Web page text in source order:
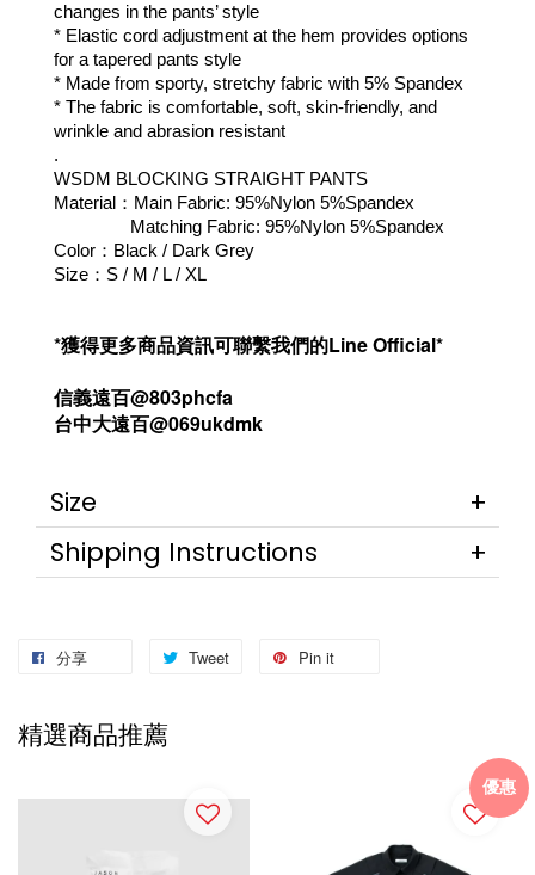
changes in the pants’ style
* Elastic cord adjustment at the hem provides options
for a tapered pants style
* Made from sporty, stretchy fabric with 5% Spandex
* The fabric is comfortable, soft, skin-friendly, and
wrinkle and abrasion resistant
.
WSDM BLOCKING STRAIGHT PANTS
Material：Main Fabric: 95%Nylon 5%Spandex
Matching Fabric: 95%Nylon 5%Spandex
Color：Black / Dark Grey
Size：S / M / L / XL
*獲得更多商品資訊可聯繫我們的Line Official*
信義遠百@803phcfa
台中大遠百@069ukdmk
Size
Shipping Instructions
分享 Tweet Pin it
精選商品推薦
優惠